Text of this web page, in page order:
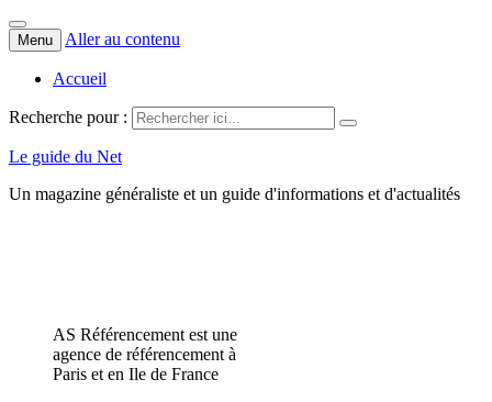
Menu Aller au contenu
Accueil
Recherche pour :
Le guide du Net
Un magazine généraliste et un guide d'informations et d'actualités
AS Référencement est une
agence de référencement à
Paris et en Ile de France